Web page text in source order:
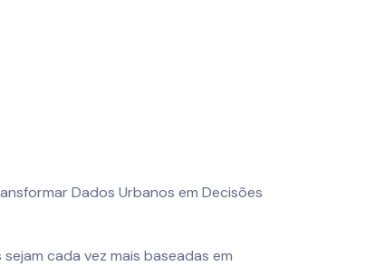
Dados Urbanos em Decisões
cada vez mais baseadas em